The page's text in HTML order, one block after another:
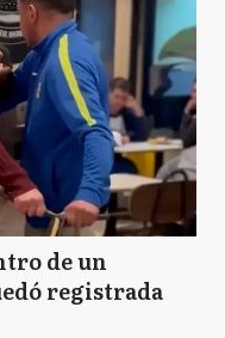
de un
registrada